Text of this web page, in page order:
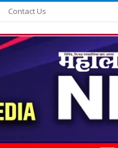
Contact Us